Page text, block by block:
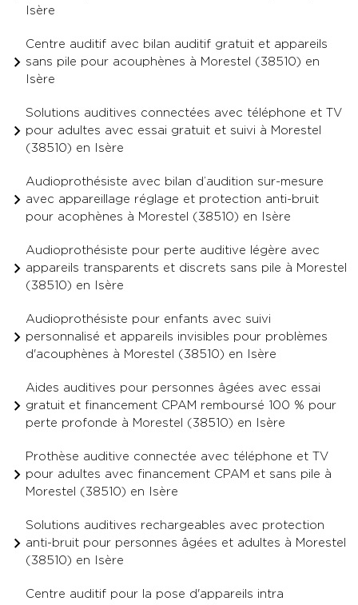
Isère
Centre auditif avec bilan auditif gratuit et appareils
sans pile pour acouphènes à Morestel (38510) en
Isère
Solutions auditives connectées avec téléphone et TV
pour adultes avec essai gratuit et suivi à Morestel
(38510) en Isère
Audioprothésiste avec bilan d’audition sur-mesure
avec appareillage réglage et protection anti-bruit
pour acophènes à Morestel (38510) en Isère
Audioprothésiste pour perte auditive légère avec
appareils transparents et discrets sans pile à Morestel
(38510) en Isère
Audioprothésiste pour enfants avec suivi
personnalisé et appareils invisibles pour problèmes
d'acouphènes à Morestel (38510) en Isère
Aides auditives pour personnes âgées avec essai
gratuit et financement CPAM remboursé 100 % pour
perte profonde à Morestel (38510) en Isère
Prothèse auditive connectée avec téléphone et TV
pour adultes avec financement CPAM et sans pile à
Morestel (38510) en Isère
Solutions auditives rechargeables avec protection
anti-bruit pour personnes âgées et adultes à Morestel
(38510) en Isère
Centre auditif pour la pose d'appareils intra